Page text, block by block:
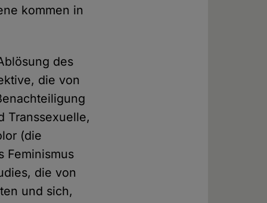
kommen in
des
die von
Transsexuelle,
(die
Feminismus
die von
und sich,